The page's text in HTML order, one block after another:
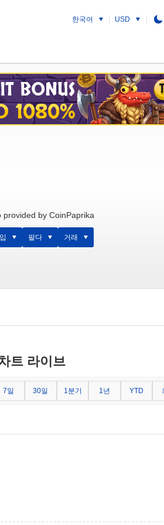
한국어 USD
by CoinPaprika
팔다 거래
트 라이브
7일 30일 1분기 1년 YTD